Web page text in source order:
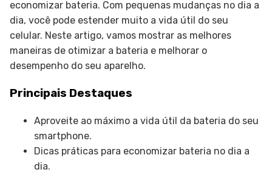
economizar bateria. Com pequenas mudanças no dia a
dia, você pode estender muito a vida útil do seu
celular. Neste artigo, vamos mostrar as melhores
maneiras de otimizar a bateria e melhorar o
desempenho do seu aparelho.
Principais Destaques
Aproveite ao máximo a vida útil da bateria do seu
smartphone.
Dicas práticas para economizar bateria no dia a
dia.